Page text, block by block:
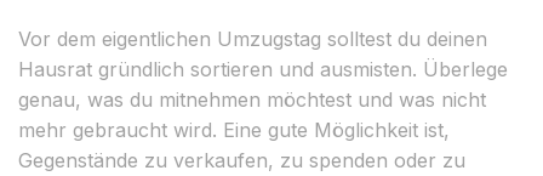
Vor dem eigentlichen Umzugstag solltest du deinen
Hausrat gründlich sortieren und ausmisten. Überlege
genau, was du mitnehmen möchtest und was nicht
mehr gebraucht wird. Eine gute Möglichkeit ist,
Gegenstände zu verkaufen, zu spenden oder zu